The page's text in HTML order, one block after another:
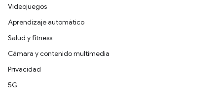
Videojuegos
Aprendizaje automático
Salud y fitness
Cámara y contenido multimedia
Privacidad
5G